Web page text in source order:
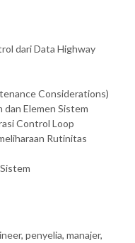
dari Data Highway
Considerations)
dan Elemen Sistem
Control Loop
Rutinitas
penyelia, manajer,